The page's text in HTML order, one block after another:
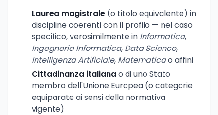
Laurea magistrale (o titolo equivalente) in
discipline coerenti con il profilo — nel caso
specifico, verosimilmente in Informatica,
Ingegneria Informatica, Data Science,
Intelligenza Artificiale, Matematicao affini
Cittadinanza italianao di uno Stato
membro dell'Unione Europea (o categorie
equiparate ai sensi della normativa
vigente)